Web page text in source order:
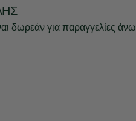
δωρεάν για παραγγελίες άνω